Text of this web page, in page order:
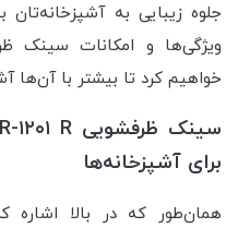
جلوه زیبایی به آشپزخانه‌تان
خواهیم کرد تا بیشتر با آن‌ها
برای آشپزخانه‌ها
همان‌طور که در بالا اشاره